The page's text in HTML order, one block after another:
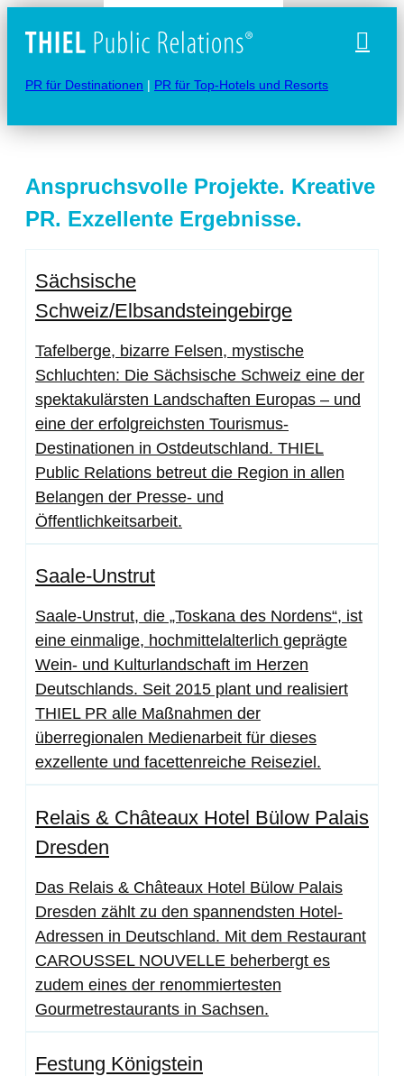
PR für Destinationen | PR für Top-Hotels und Resorts
Anspruchsvolle Projekte. Kreative
PR. Exzellente Ergebnisse.
Sächsische
Schweiz/Elbsandsteingebirge
Tafelberge, bizarre Felsen, mystische
Schluchten: Die Sächsische Schweiz eine der
spektakulärsten Landschaften Europas – und
eine der erfolgreichsten Tourismus-
Destinationen in Ostdeutschland. THIEL
Public Relations betreut die Region in allen
Belangen der Presse- und
Öffentlichkeitsarbeit.
Saale-Unstrut
Saale-Unstrut, die „Toskana des Nordens“, ist
eine einmalige, hochmittelalterlich geprägte
Wein- und Kulturlandschaft im Herzen
Deutschlands. Seit 2015 plant und realisiert
THIEL PR alle Maßnahmen der
überregionalen Medienarbeit für dieses
exzellente und facettenreiche Reiseziel.
Relais & Châteaux Hotel Bülow Palais
Dresden
Das Relais & Châteaux Hotel Bülow Palais
Dresden zählt zu den spannendsten Hotel-
Adressen in Deutschland. Mit dem Restaurant
CAROUSSEL NOUVELLE beherbergt es
zudem eines der renommiertesten
Gourmetrestaurants in Sachsen.
Festung Königstein